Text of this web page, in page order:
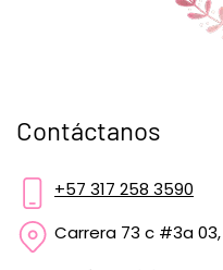
Contáctanos
+57 317 258 3590
Carrera 73 c #3a